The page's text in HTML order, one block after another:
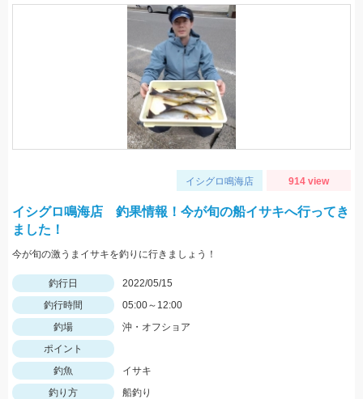
イシグロ鳴海店 914 view
イシグロ鳴海店 釣果情報！今が旬の船イサキへ行ってき
ました！
今が旬の激うまイサキを釣りに行きましょう！
釣行日
2022/05/15
釣行時間
05:00～12:00
釣場
沖・オフショア
ポイント
釣魚
イサキ
釣り方
船釣り